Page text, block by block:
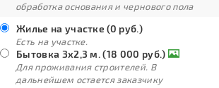
обработка основания и чернового пола
Жилье на участке (0 руб.)
Есть на участке.
Бытовка 3х2,3 м. (18 000 руб.)
Для проживания строителей. В
дальнейшем остается заказчику